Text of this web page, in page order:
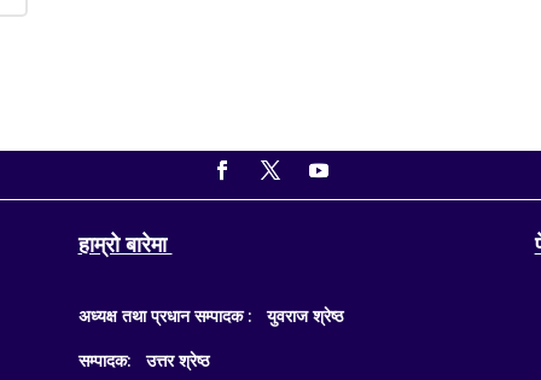
हाम्रो बारेमा
अध्यक्ष तथा प्रधान सम्पादक : युवराज श्रेष्ठ
सम्पादक: उत्तर श्रेष्ठ